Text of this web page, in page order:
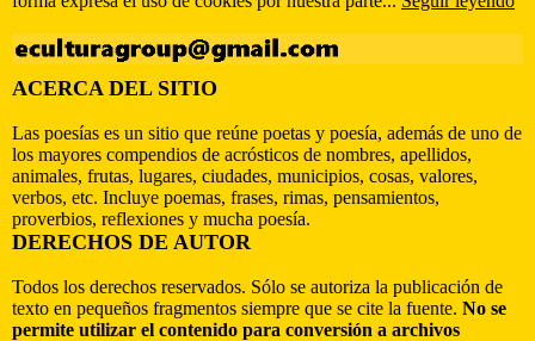
ACERCA DEL SITIO
Las poesías es un sitio que reúne poetas y poesía, además de uno de
los mayores compendios de acrósticos de nombres, apellidos,
animales, frutas, lugares, ciudades, municipios, cosas, valores,
verbos, etc. Incluye poemas, frases, rimas, pensamientos,
proverbios, reflexiones y mucha poesía.
DERECHOS DE AUTOR
Todos los derechos reservados. Sólo se autoriza la publicación de
texto en pequeños fragmentos siempre que se cite la fuente. No se
permite utilizar el contenido para conversión a archivos